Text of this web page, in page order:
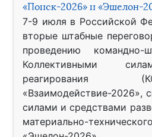
«Поиск-2026» и «Эшелон-
7-9 июля в Российской
вторые штабные
проведению
Коллективными
реагирования
«Взаимодействие-2026»,
силами и средствами
материально-